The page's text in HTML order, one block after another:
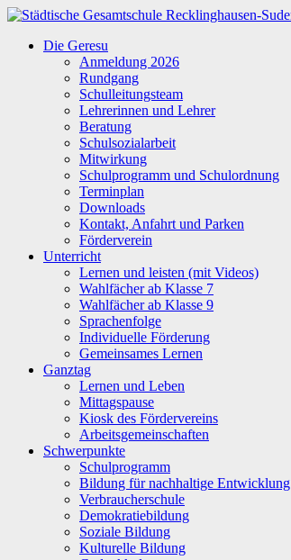
Zum
springen
Städtische
Gesamtschule
Recklinghausen-
Suderwich
Die Geresu
Anmeldung 2026
Rundgang
Schulleitungsteam
Lehrerinnen und Lehrer
Beratung
Schulsozialarbeit
Mitwirkung
Schulprogramm und Schulordnung
Terminplan
Downloads
Kontakt, Anfahrt und Parken
Förderverein
Unterricht
Lernen und leisten (mit Videos)
Wahlfächer ab Klasse 7
Wahlfächer ab Klasse 9
Sprachenfolge
Individuelle Förderung
Gemeinsames Lernen
Ganztag
Lernen und Leben
Mittagspause
Kiosk des Fördervereins
Arbeitsgemeinschaften
Schwerpunkte
Schulprogramm
Bildung für nachhaltige Entwicklung
Verbraucherschule
Demokratiebildung
Soziale Bildung
Kulturelle Bildung